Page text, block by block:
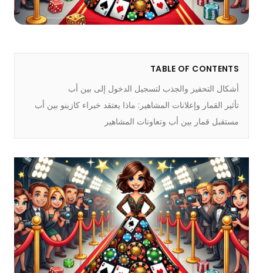
TABLE OF CONTENTS
أشكال التحفيز والجذب لتسجيل الدخول إلى بين أب
تأثير القمار وإعلانات المشاهير: ماذا يعتقد خبراء كازينو بين أب
مستقبل قمار بين أب وتعاونات المشاهير